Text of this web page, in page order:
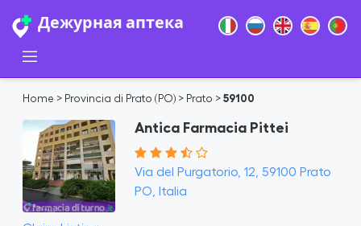
Дежурная аптека
Home > Provincia di Prato (PO) > Prato > 59100
Antica Farmacia Pittei
Via del Purgatorio, 12, 59100 Prato
PO, Italia